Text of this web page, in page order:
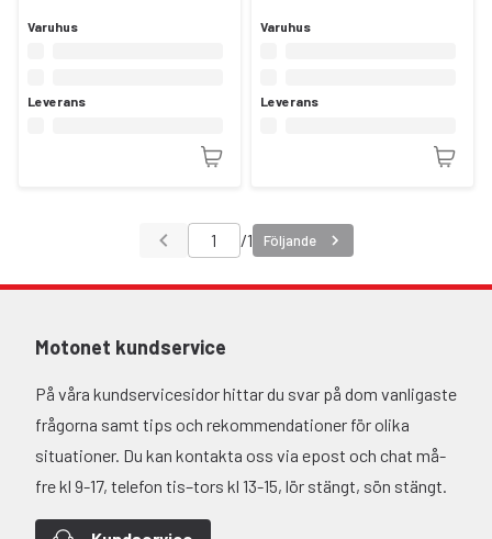
Varuhus
Leverans
Varuhus
Leverans
/1 Följande
Motonet kundservice
På våra kundservicesidor hittar du svar på dom vanligaste
frågorna samt tips och rekommendationer för olika
situationer. Du kan kontakta oss via epost och chat må-
fre kl 9-17, telefon tis–tors kl 13-15, lör stängt, sön stängt.